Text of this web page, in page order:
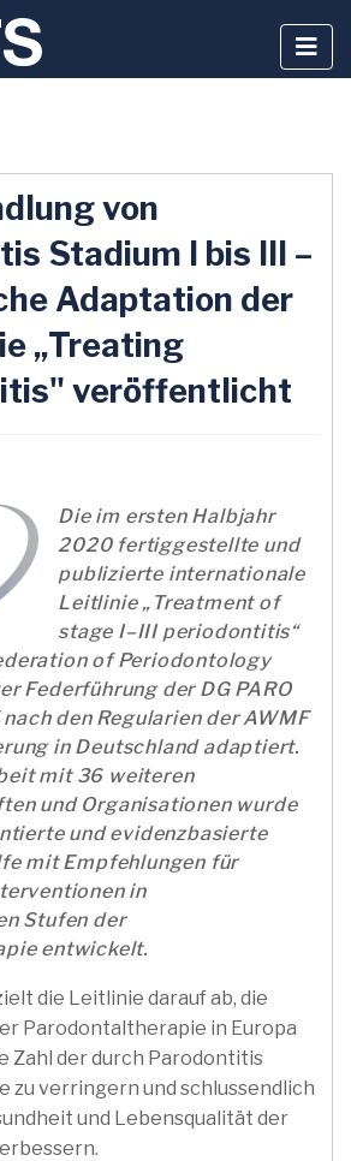
von
Stadium I bis III –
Adaptation der
„Treating
veröffentlicht
Die im ersten Halbjahr
2020 fertiggestellte und
publizierte internationale
Leitlinie „Treatment of
stage I–III periodontitis“
of Periodontology
Federführung der DG PARO
den Regularien der AWMF
in Deutschland adaptiert.
mit 36 weiteren
und Organisationen wurde
und evidenzbasierte
mit Empfehlungen für
in
Stufen der
entwickelt.
die Leitlinie darauf ab, die
Parodontaltherapie in Europa
Zahl der durch Parodontitis
zu verringern und schlussendlich
und Lebensqualität der